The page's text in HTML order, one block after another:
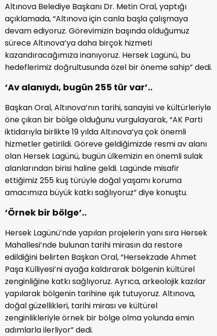
Altınova Belediye Başkanı Dr. Metin Oral, yaptığı
açıklamada, “Altınova için canla başla çalışmaya
devam ediyoruz. Görevimizin başında olduğumuz
sürece Altınova’ya daha birçok hizmeti
kazandıracağımıza inanıyoruz. Hersek Lagünü, bu
hedeflerimiz doğrultusunda özel bir öneme sahip” dedi.
‘Av alanıydı, bugün 255 tür var’..
Başkan Oral, Altınova’nın tarihi, sanayisi ve kültürleriyle
öne çıkan bir bölge olduğunu vurgulayarak, “AK Parti
iktidarıyla birlikte 19 yılda Altınova’ya çok önemli
hizmetler getirildi. Göreve geldiğimizde resmi av alanı
olan Hersek Lagünü, bugün ülkemizin en önemli sulak
alanlarından birisi haline geldi. Lagünde misafir
ettiğimiz 255 kuş türüyle doğal yaşamı koruma
amacımıza büyük katkı sağlıyoruz” diye konuştu.
‘Örnek bir bölge’..
Hersek Lagünü’nde yapılan projelerin yanı sıra Hersek
Mahallesi’nde bulunan tarihi mirasın da restore
edildiğini belirten Başkan Oral, “Hersekzade Ahmet
Paşa Külliyesi’ni ayağa kaldırarak bölgenin kültürel
zenginliğine katkı sağlıyoruz. Ayrıca, arkeolojik kazılar
yapılarak bölgenin tarihine ışık tutuyoruz. Altınova,
doğal güzellikleri, tarihi mirası ve kültürel
zenginlikleriyle örnek bir bölge olma yolunda emin
adımlarla ilerliyor” dedi.